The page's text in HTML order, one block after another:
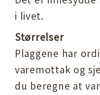
i livet.
Størrelser
Plaggene har
varemottak og
du beregne at